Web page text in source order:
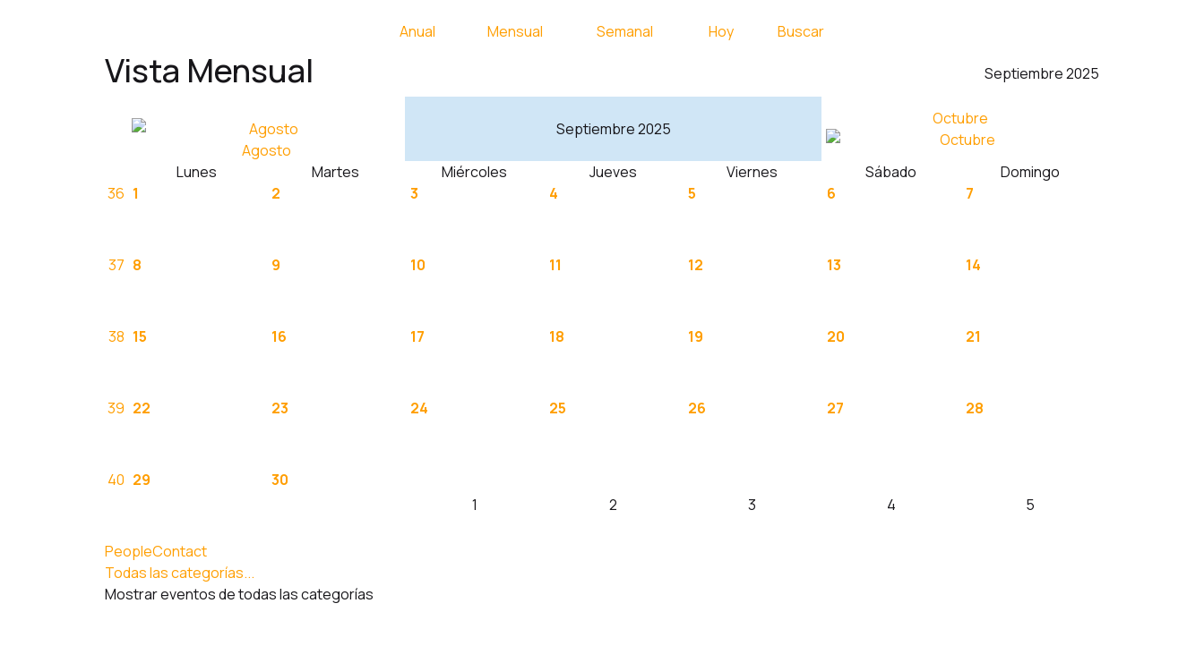
Anual Mensual Semanal Hoy Buscar
Vista Mensual Septiembre 2025
Agosto
Septiembre 2025
Octubre
Lunes Martes Miércoles Jueves Viernes Sábado
Domingo
36 1 2 3 4 5 6 7
37 8 9 10 11 12 13 14
38 15 16 17 18 19 20 21
39 22 23 24 25 26 27 28
40 29
30
1
2 3 4 5
PeopleContact
Todas las categorías...
Mostrar eventos de todas las categorías